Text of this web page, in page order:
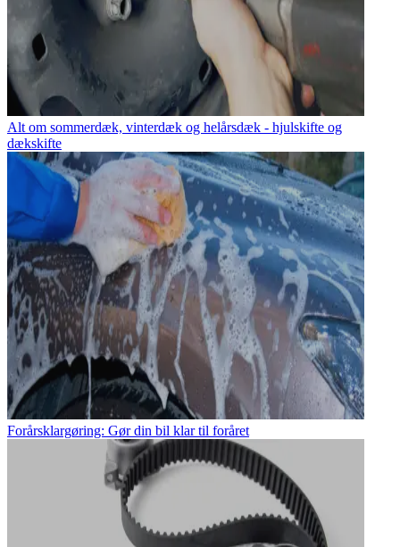
Alt om sommerdæk, vinterdæk og helårsdæk - hjulskifte og
dækskifte
Forårsklargøring: Gør din bil klar til foråret